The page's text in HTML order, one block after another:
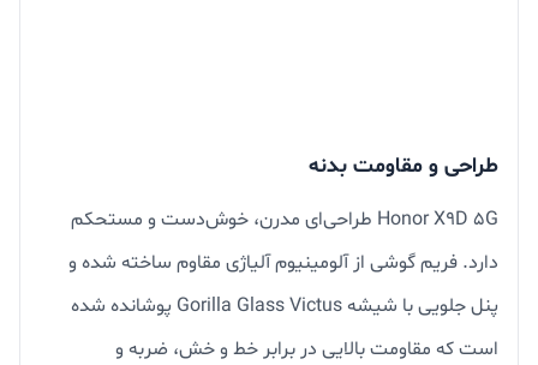
طراحی و مقاومت بدنه
Honor X9D 5G طراحی‌ای مدرن، خوش‌دست و مستحکم
دارد. فریم گوشی از آلومینیوم آلیاژی مقاوم ساخته شده و
پنل جلویی با شیشه Gorilla Glass Victus پوشانده شده
است که مقاومت بالایی در برابر خط و خش، ضربه و